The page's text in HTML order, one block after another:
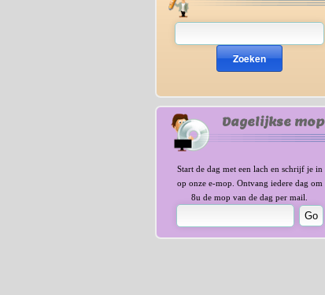
Zoeken
Dagelijkse mop
Start de dag met een lach en schrijf je in
op onze e-mop. Ontvang iedere dag om
8u de mop van de dag per mail.